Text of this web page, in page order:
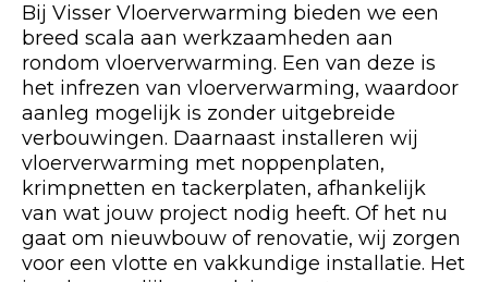
Bij Visser Vloerverwarming bieden we een
breed scala aan werkzaamheden aan
rondom vloerverwarming. Een van deze is
het infrezen van vloerverwarming, waardoor
aanleg mogelijk is zonder uitgebreide
verbouwingen. Daarnaast installeren wij
vloerverwarming met noppenplaten,
krimpnetten en tackerplaten, afhankelijk
van wat jouw project nodig heeft. Of het nu
gaat om nieuwbouw of renovatie, wij zorgen
voor een vlotte en vakkundige installatie. Het